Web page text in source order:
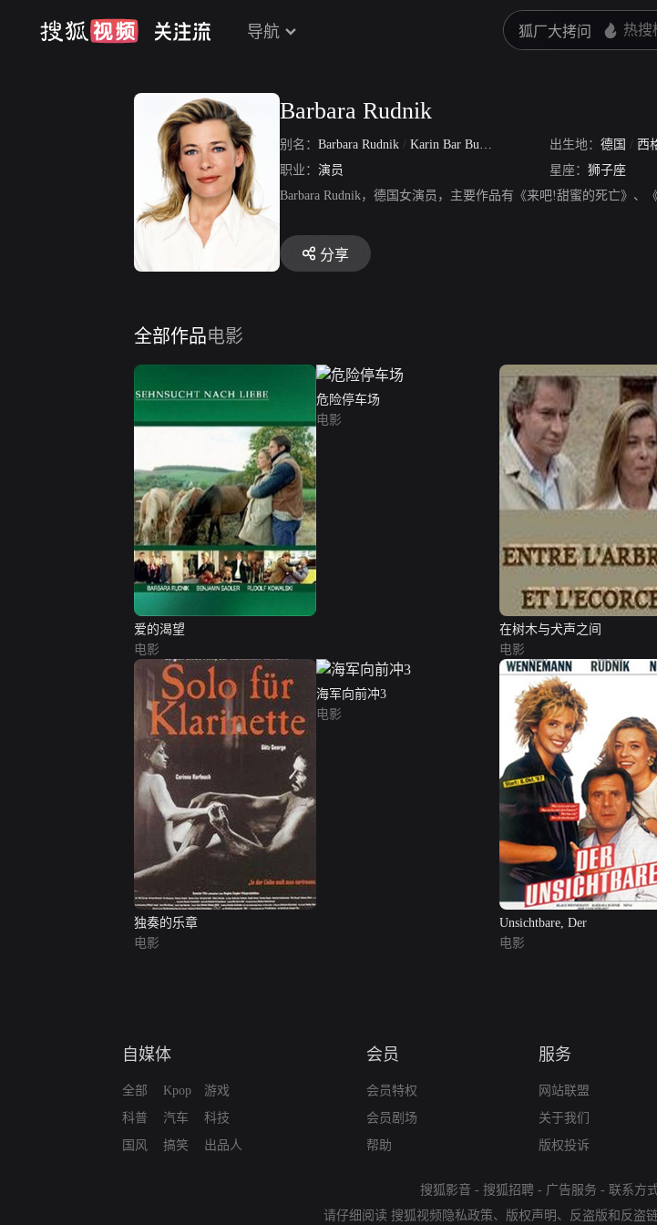
导航
Barbara Rudnik
别名： Barbara Rudnik / Karin Bar Burda 出生地： 德国 / 西
职业： 演员 星座： 狮子座
Barbara Rudnik，德国女演员，主要作品有《来吧!甜蜜的死亡》、
分享
全部作品电影
爱的渴望
电影
危险停车场
电影
在树木与犬声之间
电影
独奏的乐章
电影
海军向前冲3
电影
Unsichtbare, Der
电影
自媒体
全部
科普
国风
Kpop
汽车
搞笑
游戏
科技
出品人
会员
会员特权
会员剧场
帮助
服务
网站联盟
关于我们
版权投诉
搜狐影音 - 搜狐招聘 - 广告服务 - 联系方
请仔细阅读 搜狐视频隐私政策、 版权声明 、 反盗版和反盗